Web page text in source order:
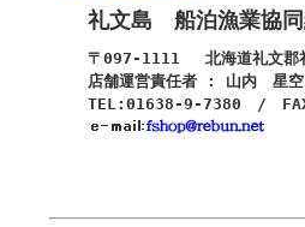
礼文島 船泊漁業協
〒097-1111 北海道礼文郡
店舗運営責任者 : 山内 星
TEL:01638-9-7380 /